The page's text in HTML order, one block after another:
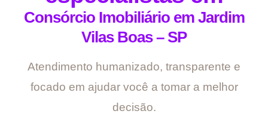
Consórcio Imobiliário em Jardim
Vilas Boas – SP
Atendimento humanizado, transparente e
focado em ajudar você a tomar a melhor
decisão.